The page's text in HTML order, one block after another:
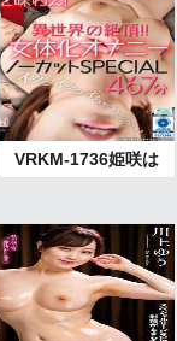
VRKM-1736姫咲は
な,美園和花,松本い
かな（飯岡かな
こ）,稲場るか,若月
みいな,松本菜奈実,
星乃マミ,通野未帆,
山本蓮加,玉木くる